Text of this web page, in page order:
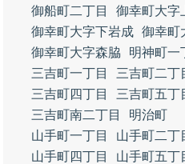
御船町二丁目
御幸町大字
御幸町大字下岩成 御幸町
御幸町大字森脇
明神町一
三吉町一丁目
三吉町二丁
三吉町四丁目
三吉町五丁
三吉町南二丁目
明治町
山手町一丁目
山手町二丁
山手町四丁目
山手町五丁